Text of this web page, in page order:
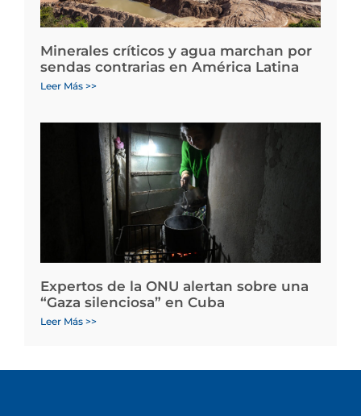
Minerales críticos y agua marchan por
sendas contrarias en América Latina
Leer Más >>
Expertos de la ONU alertan sobre una
“Gaza silenciosa” en Cuba
Leer Más >>